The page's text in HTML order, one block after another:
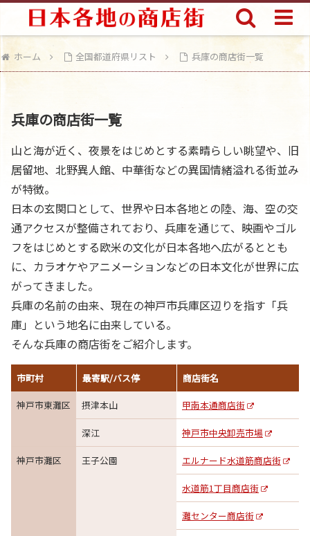
ホーム 全国都道府県リスト 兵庫の商店街一覧
兵庫の商店街一覧
山と海が近く、夜景をはじめとする素晴らしい眺望や、旧
居留地、北野異人館、中華街などの異国情緒溢れる街並み
が特徴。
日本の玄関口として、世界や日本各地との陸、海、空の交
通アクセスが整備されており、兵庫を通じて、映画やゴル
フをはじめとする欧米の文化が日本各地へ広がるととも
に、カラオケやアニメーションなどの日本文化が世界に広
がってきました。
兵庫の名前の由来、現在の神戸市兵庫区辺りを指す「兵
庫」という地名に由来している。
そんな兵庫の商店街をご紹介します。
市町村 最寄駅/バス停 商店街名
神戸市東灘区 摂津本山 甲南本通商店街
深江 神戸市中央卸売市場
神戸市灘区 王子公園 エルナード水道筋商店街
水道筋1丁目商店街
灘センター商店街